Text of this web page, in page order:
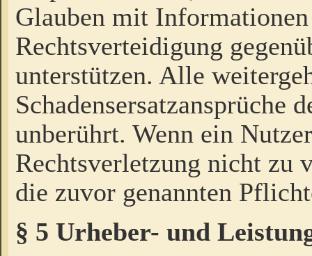
Glauben mit
Rechtsverteidigung
unterstützen. Alle
Schadensersatzansprüche
unberührt. Wenn ein
Rechtsverletzung nicht zu
die zuvor genannten
§ 5 Urheber- und